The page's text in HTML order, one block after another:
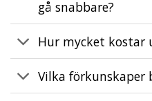
gå snabbare?
Hur mycket kostar
Vilka förkunskaper